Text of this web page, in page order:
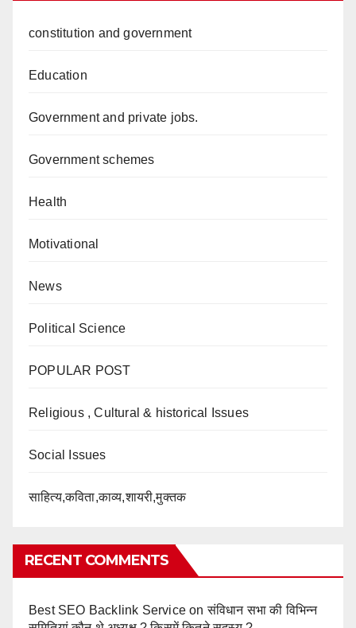
constitution and government
Education
Government and private jobs.
Government schemes
Health
Motivational
News
Political Science
POPULAR POST
Religious , Cultural & historical Issues
Social Issues
साहित्य,कविता,काव्य,शायरी,मुक्तक
RECENT COMMENTS
Best SEO Backlink Service onसंविधान सभा की विभिन्न